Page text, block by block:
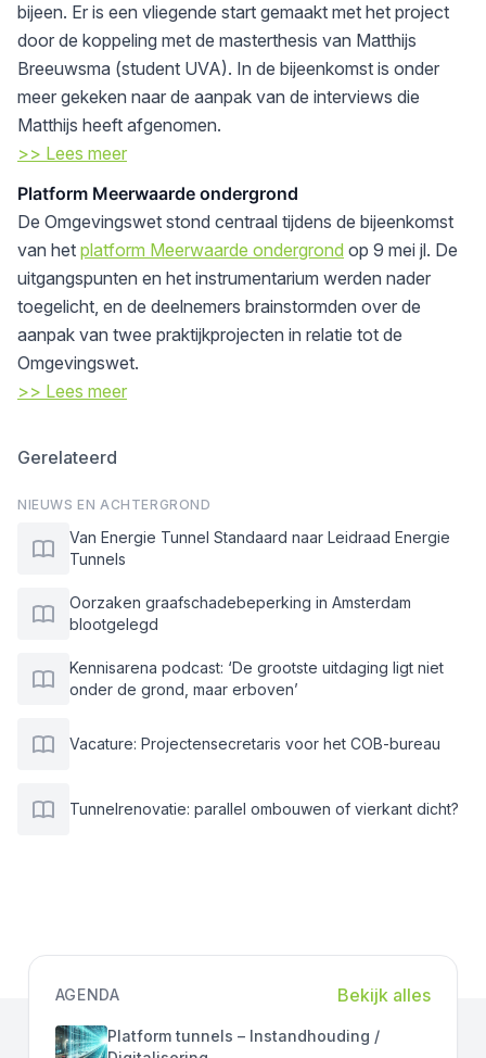
bijeen. Er is een vliegende start gemaakt met het project
door de koppeling met de masterthesis van Matthijs
Breeuwsma (student UVA). In de bijeenkomst is onder
meer gekeken naar de aanpak van de interviews die
Matthijs heeft afgenomen.
>> Lees meer
Platform Meerwaarde ondergrond
De Omgevingswet stond centraal tijdens de bijeenkomst
van het platform Meerwaarde ondergrond op 9 mei jl. De
uitgangspunten en het instrumentarium werden nader
toegelicht, en de deelnemers brainstormden over de
aanpak van twee praktijkprojecten in relatie tot de
Omgevingswet.
>> Lees meer
Gerelateerd
NIEUWS EN ACHTERGROND
Van Energie Tunnel Standaard naar Leidraad Energie
Tunnels
Oorzaken graafschadebeperking in Amsterdam
blootgelegd
Kennisarena podcast: ‘De grootste uitdaging ligt niet
onder de grond, maar erboven’
Vacature: Projectensecretaris voor het COB-bureau
Tunnelrenovatie: parallel ombouwen of vierkant dicht?
AGENDA Bekijk alles
Platform tunnels – Instandhouding /